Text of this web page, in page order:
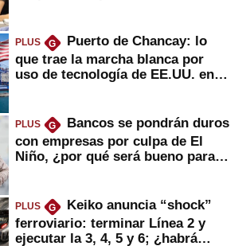
PLUS G
Puerto de Chancay: lo
que trae la marcha blanca por
uso de tecnología de EE.UU. en
PLUS G
Bancos se pondrán duros
con empresas por culpa de El
Niño, ¿por qué será bueno para
PLUS G
Keiko anuncia “shock”
ferroviario: terminar Línea 2 y
ejecutar la 3, 4, 5 y 6; ¿habrá